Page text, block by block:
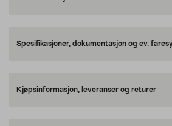
Spesifikasjoner, dokumentasjon og ev.
Kjøpsinformasjon, leveranser og returer